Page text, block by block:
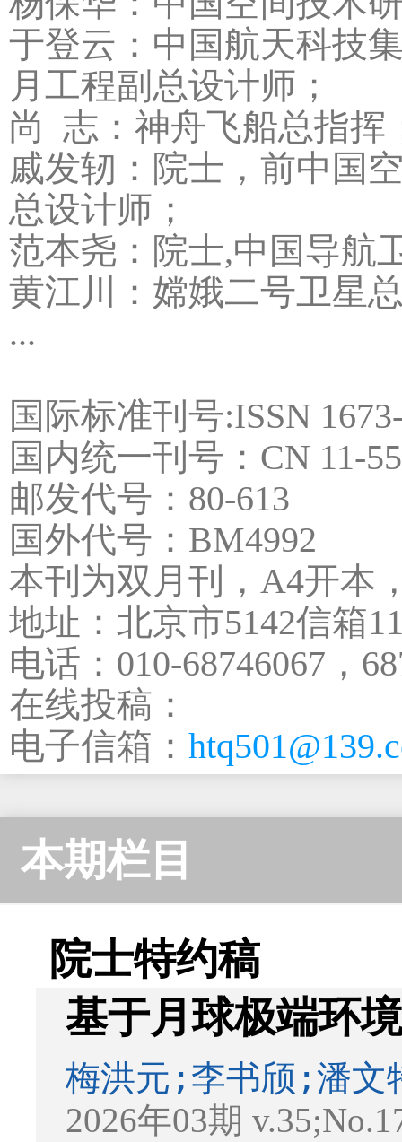
于登云：中国航天科技
月工程副总设计师；
尚 志：神舟飞船总指挥
戚发轫：院士，前中国
总设计师；
范本尧：院士,中国导航
黄江川：嫦娥二号卫星
...
国际标准刊号:ISSN
国内统一刊号：CN 11-
邮发代号：80-613
国外代号：BM4992
本刊为双月刊，A4开本
地址：北京市5142信箱
电话：010-68746067，
在线投稿：
电子信箱：
本期栏目
院士特约稿
基于月球极端环
梅洪元;李书颀;潘
2026年03期